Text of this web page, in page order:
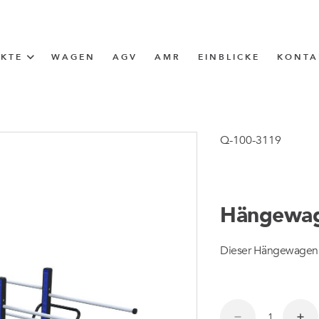
(I-Frame)
WAGEN AGV AMR EINBLICKE
Q-100-3119
Dieser